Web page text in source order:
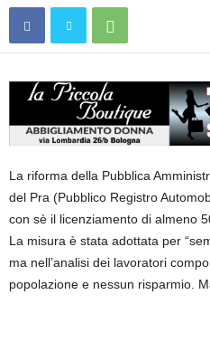
La riforma della Pubblica
del Pra (Pubblico Registro
con sè il licenziamento di almeno
La misura è stata adottata per
ma nell’analisi dei lavoratori
popolazione e nessun risparmio.